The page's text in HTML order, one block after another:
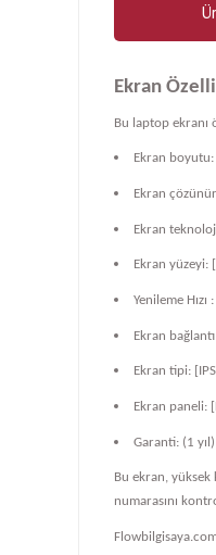
Ekran
Bu laptop ekranı
Ekran boyutu:
Ekran
Ekran
Ekran yüzeyi:
Yenileme Hızı
Ekran
Ekran tipi: [IPS]
Ekran paneli:
Garanti: (1 yıl)
Bu ekran, yüksek
numarasını